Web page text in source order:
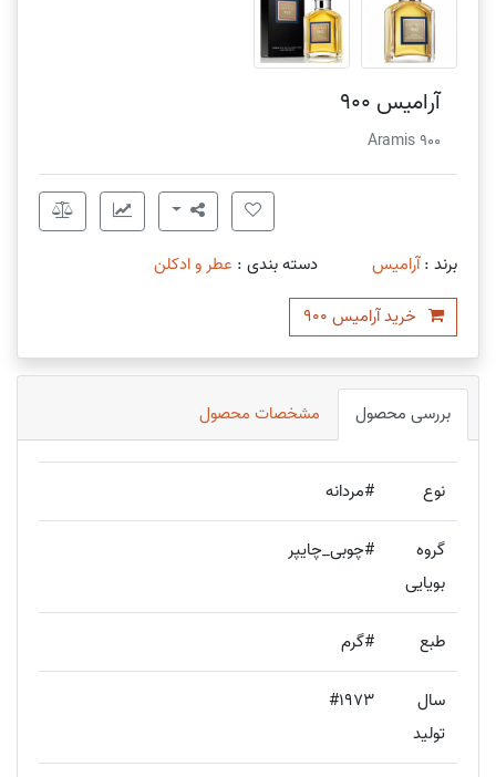
آرامیس 900
Aramis 900
برند :آرامیس دسته بندی : عطر و ادکلن
خرید آرامیس 900
بررسی محصول مشخصات محصول
نوع #مردانه
گروه
بویایی
#چوبی_چایپر
طبع #گرم
سال
تولید
#1973